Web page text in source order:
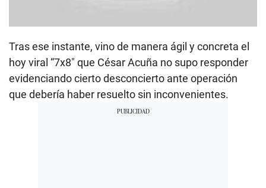
Tras ese instante, vino de manera ágil y concreta el
hoy viral “7x8″ que César Acuña no supo responder
evidenciando cierto desconcierto ante operación
que debería haber resuelto sin inconvenientes.